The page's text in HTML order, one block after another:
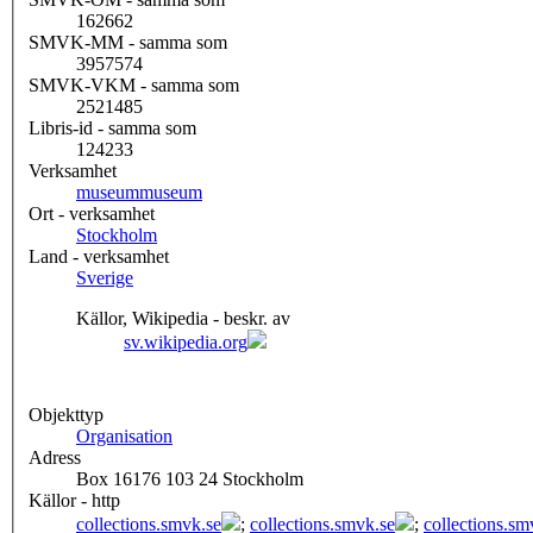
162662
SMVK-MM - samma som
3957574
SMVK-VKM - samma som
2521485
Libris-id - samma som
124233
Verksamhet
museummuseum
Ort - verksamhet
Stockholm
Land - verksamhet
Sverige
Källor, Wikipedia - beskr. av
sv.wikipedia.org
Objekttyp
Organisation
Adress
Box 16176 103 24 Stockholm
Källor - http
collections.smvk.se
; collections.smvk.se ;